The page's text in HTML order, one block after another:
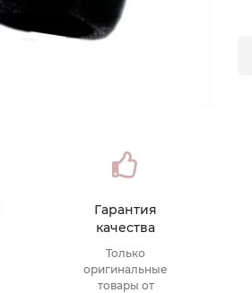
Гарантия
качества
Только
оригинальные
товары от